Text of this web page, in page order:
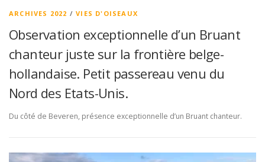
ARCHIVES 2022 /VIES D'OISEAUX
Observation exceptionnelle d’un Bruant
chanteur juste sur la frontière belge-
hollandaise. Petit passereau venu du
Nord des Etats-Unis.
Du côté de Beveren, présence exceptionnelle d’un Bruant chanteur.